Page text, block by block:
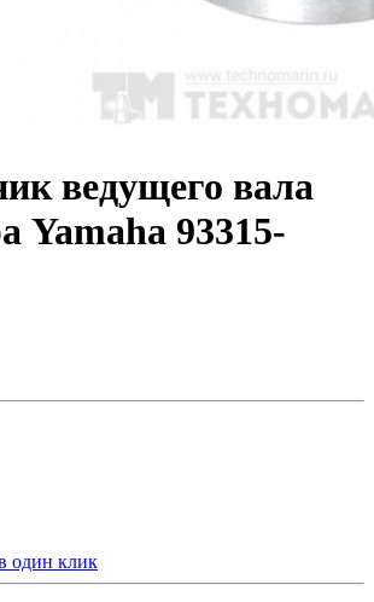
ведущего вала
Yamaha 93315-
один клик